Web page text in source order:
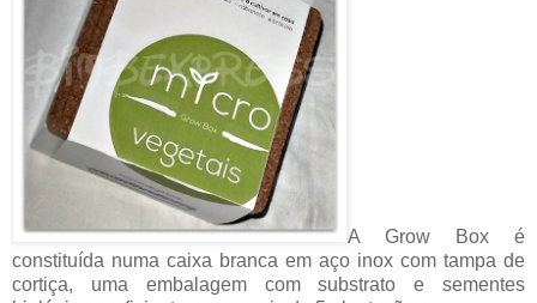
A Grow Box é
constituída numa caixa branca em aço inox com tampa de
cortiça, uma embalagem com substrato e sementes